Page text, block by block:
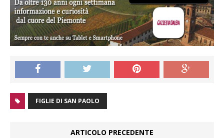
FIGLIE DI SAN PAOLO
ARTICOLO PRECEDENTE